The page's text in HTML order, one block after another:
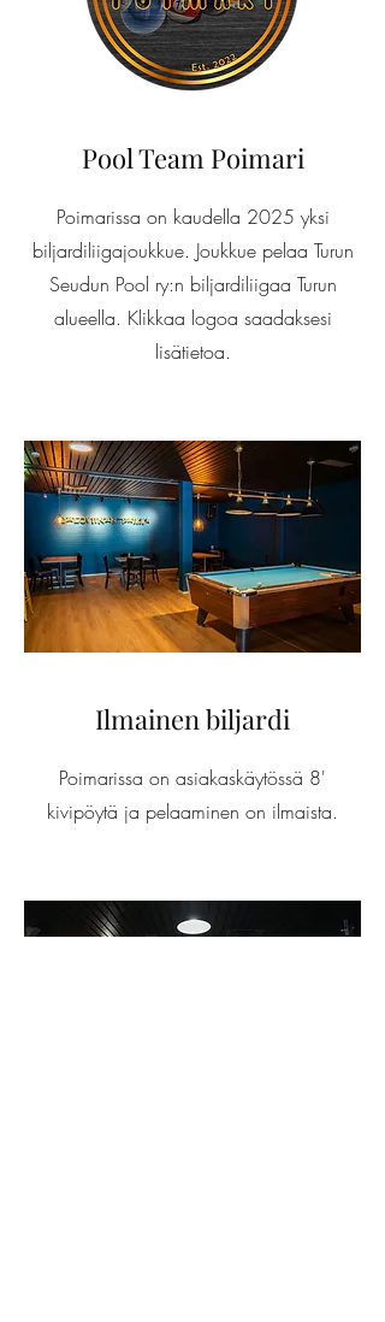
Pool Team Poimari
Poimarissa on kaudella 2025 yksi
biljardiliigajoukkue. Joukkue pelaa Turun
Seudun Pool ry:n biljardiliigaa Turun
alueella. Klikkaa logoa saadaksesi
lisätietoa.
Ilmainen biljardi
Poimarissa on asiakaskäytössä 8'
kivipöytä ja pelaaminen on ilmaista.